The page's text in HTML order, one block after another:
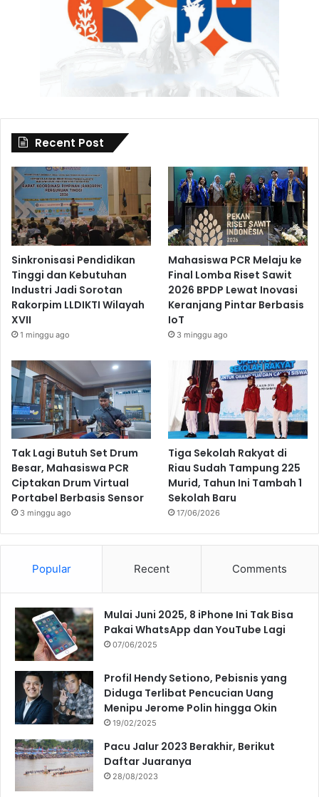
Recent Post
Sinkronisasi Pendidikan
Tinggi dan Kebutuhan
Industri Jadi Sorotan
Rakorpim LLDIKTI Wilayah
XVII
1 minggu ago
Mahasiswa PCR Melaju ke
Final Lomba Riset Sawit
2026 BPDP Lewat Inovasi
Keranjang Pintar Berbasis
IoT
3 minggu ago
Tak Lagi Butuh Set Drum
Besar, Mahasiswa PCR
Ciptakan Drum Virtual
Portabel Berbasis Sensor
3 minggu ago
Tiga Sekolah Rakyat di
Riau Sudah Tampung 225
Murid, Tahun Ini Tambah 1
Sekolah Baru
17/06/2026
Popular Recent Comments
Mulai Juni 2025, 8 iPhone Ini Tak Bisa
Pakai WhatsApp dan YouTube Lagi
07/06/2025
Profil Hendy Setiono, Pebisnis yang
Diduga Terlibat Pencucian Uang
Menipu Jerome Polin hingga Okin
19/02/2025
Pacu Jalur 2023 Berakhir, Berikut
Daftar Juaranya
28/08/2023